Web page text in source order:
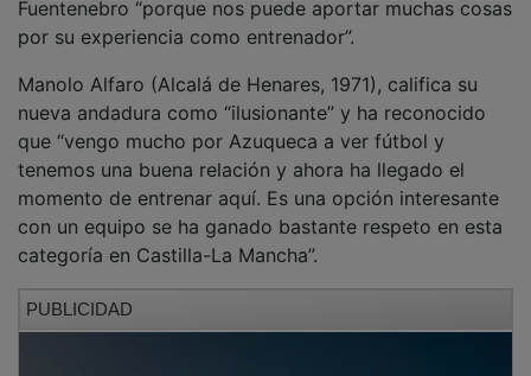
por su experiencia como entrenador”.
nueva andadura como “ilusionante” y ha reconocido
que “vengo mucho por Azuqueca a ver fútbol y
tenemos una buena relación y ahora ha llegado el
momento de entrenar aquí. Es una opción interesante
con un equipo se ha ganado bastante respeto en esta
categoría en Castilla-La Mancha”.